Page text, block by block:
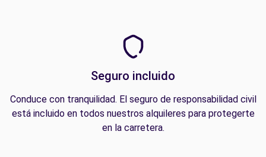
Seguro incluido
Conduce con tranquilidad. El seguro de responsabilidad civil
está incluido en todos nuestros alquileres para protegerte
en la carretera.